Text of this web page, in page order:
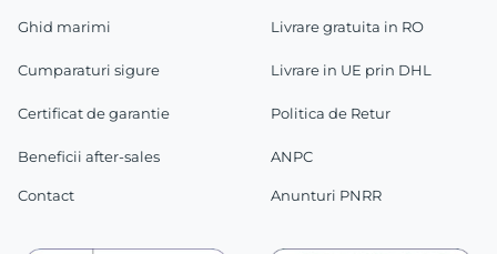
Ghid marimi
Cumparaturi sigure
Certificat de garantie
Beneficii after-sales
Contact
Livrare gratuita in RO
Livrare in UE prin DHL
Politica de Retur
ANPC
Anunturi PNRR